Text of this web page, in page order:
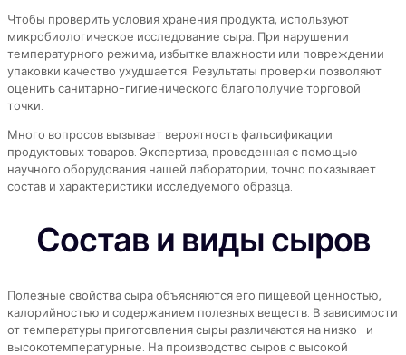
Чтобы проверить условия хранения продукта, используют
микробиологическое исследование сыра. При нарушении
температурного режима, избытке влажности или повреждении
упаковки качество ухудшается. Результаты проверки позволяют
оценить санитарно-гигиенического благополучие торговой
точки.
Много вопросов вызывает вероятность фальсификации
продуктовых товаров. Экспертиза, проведенная с помощью
научного оборудования нашей лаборатории, точно показывает
состав и характеристики исследуемого образца.
Состав и виды сыров
Полезные свойства сыра объясняются его пищевой ценностью,
калорийностью и содержанием полезных веществ. В зависимости
от температуры приготовления сыры различаются на низко- и
высокотемпературные. На производство сыров с высокой